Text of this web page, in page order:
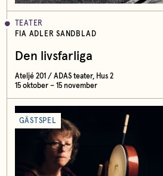
TEATER
FIA ADLER SANDBLAD
Den livsfarliga
Ateljé 201 / ADAS teater, Hus 2
15 oktober – 15 november
GÄSTSPEL